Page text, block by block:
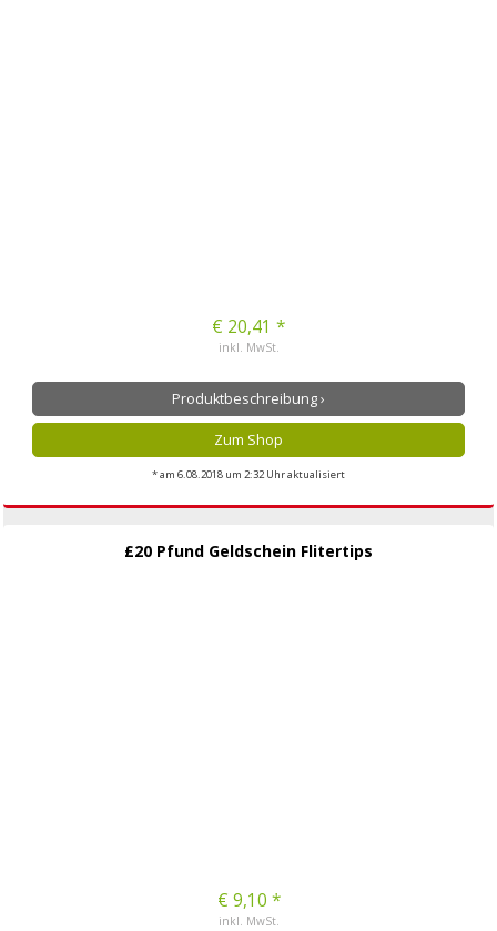
€ 20,41 *
inkl. MwSt.
Produktbeschreibung ›
Zum Shop
* am 6.08.2018 um 2:32 Uhr aktualisiert
£20 Pfund Geldschein Flitertips
€ 9,10 *
inkl. MwSt.